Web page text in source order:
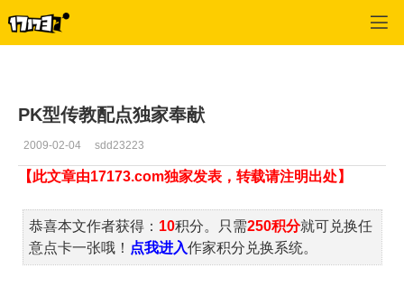
PK型传教配点独家奉献
2009-02-04 sdd23223
【此文章由17173.com独家发表，转载请注明出处】
恭喜本文作者获得： 10积分。只需250积分就可兑换任
意点卡一张哦！ 点我进入作家积分兑换系统。